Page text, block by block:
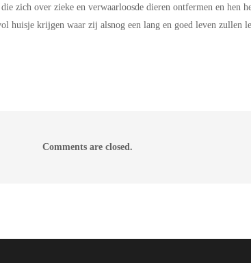
zich over zieke en verwaarloosde dieren ontfermen en hen
huisje krijgen waar zij alsnog een lang en goed leven zullen
Comments are closed.